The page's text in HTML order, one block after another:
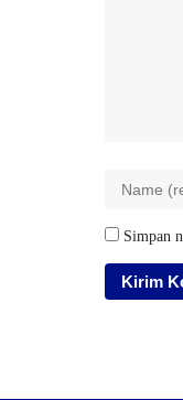
Simpan